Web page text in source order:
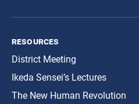
resources
District Meeting
Ikeda Sensei’s Lectures
The New Human Revolution